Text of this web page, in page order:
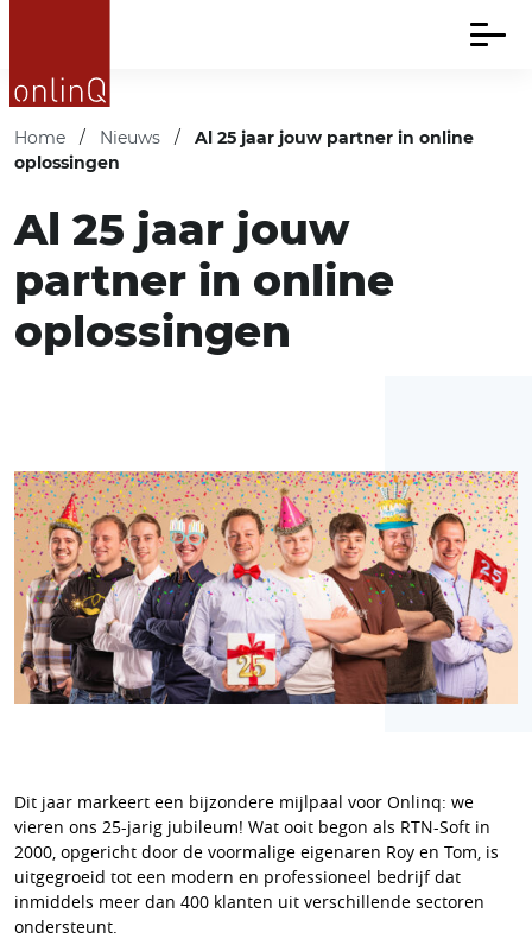
Home / Nieuws /
Al 25 jaar jouw partner in online
oplossingen
Al 25 jaar jouw
partner in online
oplossingen
Dit jaar markeert een bijzondere mijlpaal voor Onlinq: we
vieren ons 25-jarig jubileum! Wat ooit begon als RTN-Soft in
2000, opgericht door de voormalige eigenaren Roy en Tom, is
uitgegroeid tot een modern en professioneel bedrijf dat
inmiddels meer dan 400 klanten uit verschillende sectoren
ondersteunt.